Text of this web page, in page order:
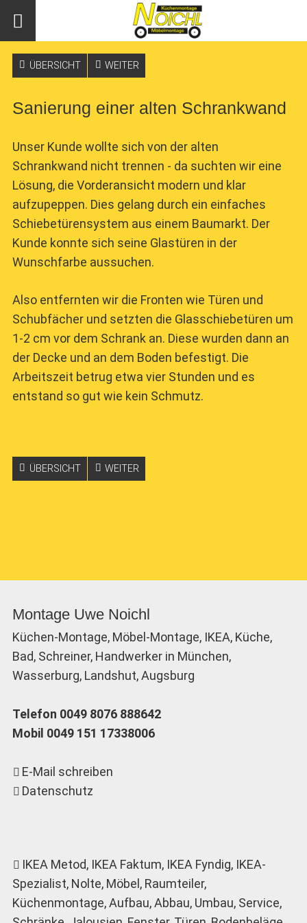
ÜBERSICHT WEITER
Sanierung einer alten Schrankwand
Unser Kunde wollte sich von der alten
Schrankwand nicht trennen - da suchten wir eine
Lösung, die Vorderansicht modern und klar
aufzupeppen. Dies gelang durch ein einfaches
Schiebetürensystem aus einem Baumarkt. Der
Kunde konnte sich seine Glastüren in der
Wunschfarbe aussuchen.
Also entfernten wir die Fronten wie Türen und
Schubfächer und setzten die Glasschiebetüren um
1-2 cm vor dem Schrank an. Diese wurden dann an
der Decke und an dem Boden befestigt. Die
Arbeitszeit betrug etwa vier Stunden und es
entstand so gut wie kein Schmutz.
ÜBERSICHT WEITER
Montage Uwe Noichl
Küchen-Montage, Möbel-Montage, IKEA, Küche,
Bad, Schreiner, Handwerker in München,
Wasserburg, Landshut, Augsburg
Telefon 0049 8076 888642
Mobil 0049 151 17338006
E-Mail schreiben
Datenschutz
IKEA Metod, IKEA Faktum, IKEA Fyndig, IKEA-
Spezialist, Nolte, Möbel, Raumteiler,
Küchenmontage, Aufbau, Abbau, Umbau, Service,